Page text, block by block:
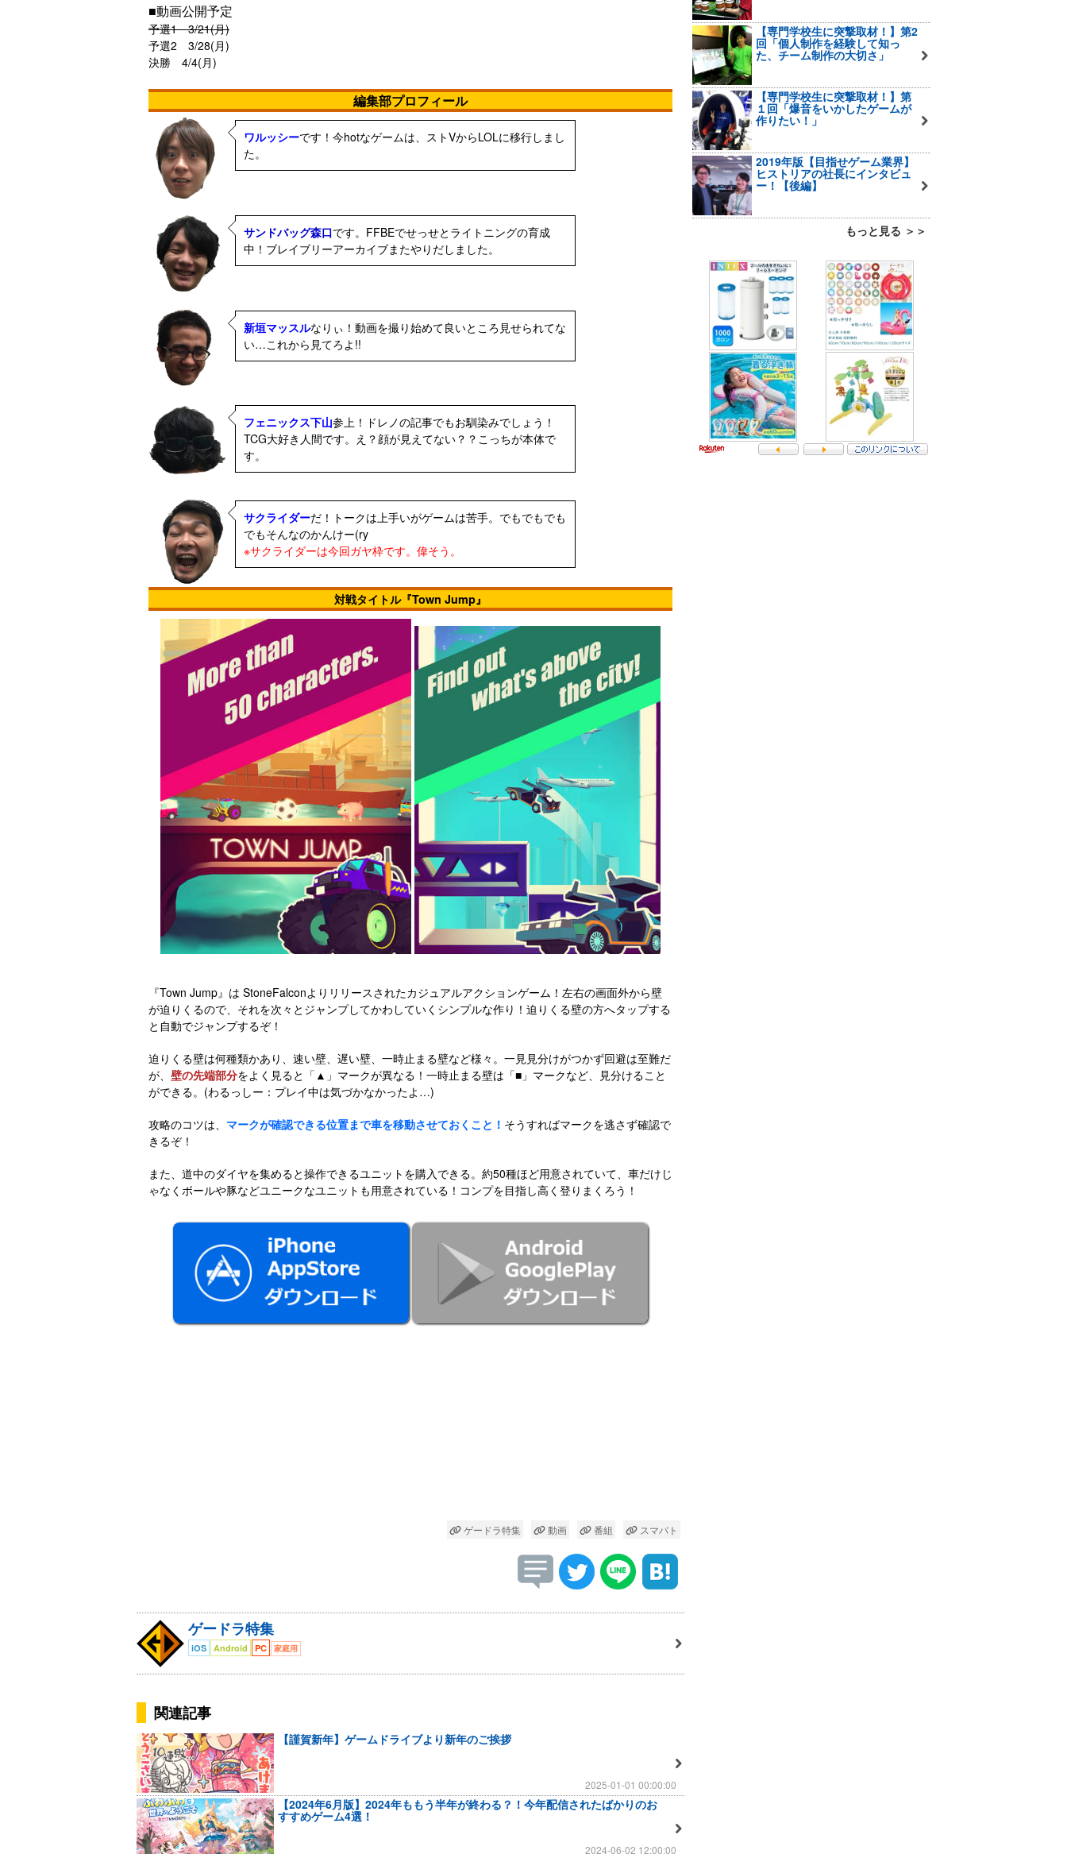
■動画公開予定
予選1 3/21(月)
予選2 3/28(月)
決勝 4/4(月)
編集部プロフィール
ワルッシーです！今hotなゲームは、ストVからLOLに移行しまし
た。
サンドバッグ森口です。FFBEでせっせとライトニングの育成
中！ブレイブリーアーカイブまたやりだしました。
新垣マッスルなりぃ！動画を撮り始めて良いところ見せられてな
い…これから見てろよ!!
フェニックス下山参上！ドレノの記事でもお馴染みでしょう！
TCG大好き人間です。え？顔が見えてない？？こっちが本体で
す。
サクライダーだ！トークは上手いがゲームは苦手。でもでもでも
でもそんなのかんけー(ry
※サクライダーは今回ガヤ枠です。偉そう。
対戦タイトル『Town Jump』
『Town Jump』は StoneFalconよりリリースされたカジュアルアクションゲーム！左右の画面外から壁
が迫りくるので、それを次々とジャンプしてかわしていくシンプルな作り！迫りくる壁の方へタップする
と自動でジャンプするぞ！
迫りくる壁は何種類かあり、速い壁、遅い壁、一時止まる壁など様々。一見見分けがつかず回避は至難だ
が、 壁の先端部分をよく見ると「▲」マークが異なる！一時止まる壁は「■」マークなど、見分けること
ができる。(わるっしー：プレイ中は気づかなかったよ…)
攻略のコツは、 マークが確認できる位置まで車を移動させておくこと！ そうすればマークを逃さず確認で
きるぞ！
また、道中のダイヤを集めると操作できるユニットを購入できる。約50種ほど用意されていて、車だけじ
ゃなくボールや豚などユニークなユニットも用意されている！コンプを目指し高く登りまくろう！
ゲードラ特集 動画 番組 スマバト
ゲードラ特集
iOS Android PC 家庭用
関連記事
【謹賀新年】ゲームドライブより新年のご挨拶
2025-01-01 00:00:00
【2024年6月版】2024年ももう半年が終わる？！今年配信されたばかりのお
すすめゲーム4選！
2024-06-02 12:00:00
【専門学校生に突撃取材！】第2
回「個人制作を経験して知っ
た、チーム制作の大切さ」
【専門学校生に突撃取材！】第
１回「爆音をいかしたゲームが
作りたい！」
2019年版【目指せゲーム業界】
ヒストリアの社長にインタビュ
ー！【後編】
もっと見る ＞＞